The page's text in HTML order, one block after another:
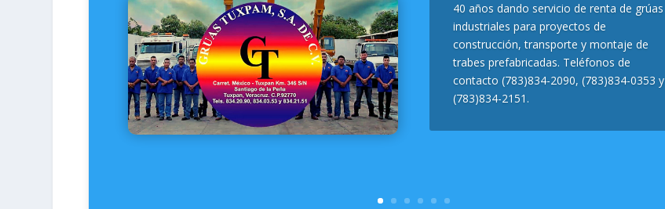
40 años dando servicio de renta de grúas
industriales para proyectos de
construcción, transporte y montaje de
trabes prefabricadas. Teléfonos de
contacto (783)834-2090, (783)834-0353 y
(783)834-2151.